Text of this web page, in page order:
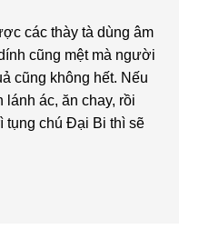
các thày tà dùng âm
cũng mệt mà người
cũng không hết. Nếu
lánh ác, ăn chay, rồi
tụng chú Đại Bi thì sẽ